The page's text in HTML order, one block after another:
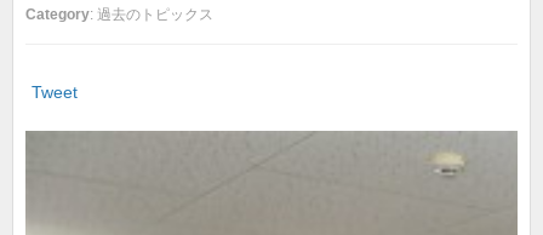
Category: 過去のトピックス
Tweet